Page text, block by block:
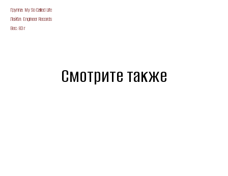
Группа: My So Called Life
Лейбл: Engineer Records
Вес: 83 г
Смотрите также